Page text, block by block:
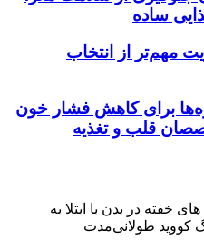
ساده
مهم‌تر از انتخاب
برای کاهش فشار خون
قلب و تغذیه